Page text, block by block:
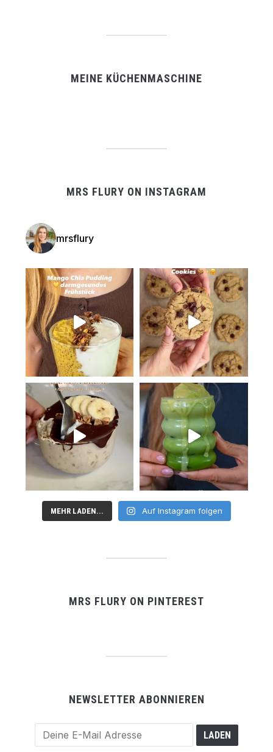
MEINE KÜCHENMASCHINE
MRS FLURY ON INSTAGRAM
mrsflury
MEHR LADEN... Auf Instagram folgen
MRS FLURY ON PINTEREST
NEWSLETTER ABONNIEREN